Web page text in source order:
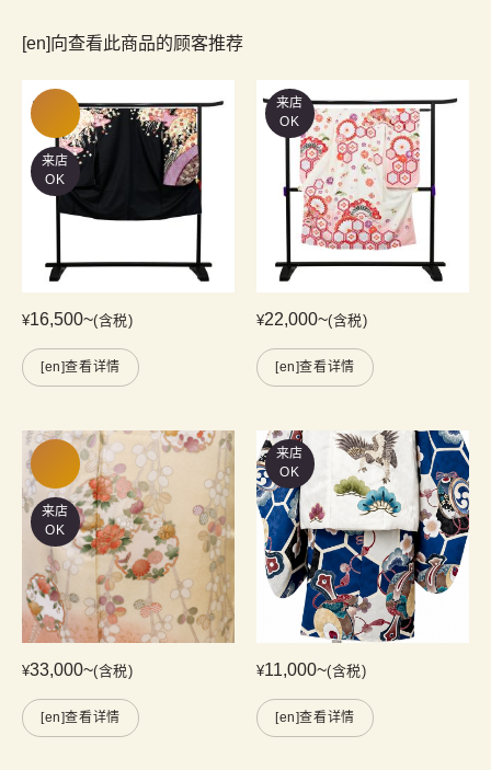
[en]向查看此商品的顾客推荐
来店
OK
¥16,500~(含税)
[en]查看详情
来店
OK
¥22,000~(含税)
[en]查看详情
来店
OK
¥33,000~(含税)
[en]查看详情
来店
OK
¥11,000~(含税)
[en]查看详情